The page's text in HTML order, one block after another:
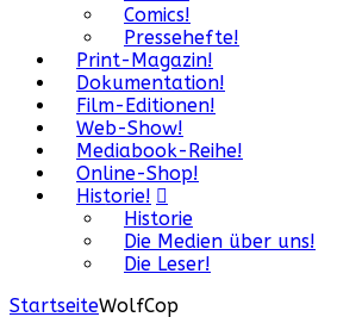
Comics!
Pressehefte!
Print-Magazin!
Dokumentation!
Film-Editionen!
Web-Show!
Mediabook-Reihe!
Online-Shop!
Historie!
Historie
Die Medien über uns!
Die Leser!
StartseiteWolfCop